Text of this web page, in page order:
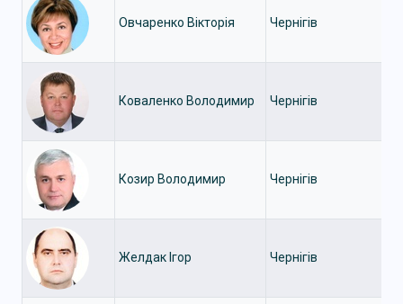
Овчаренко Вікторія Чернігів
Коваленко Володимир Чернігів
Козир Володимир Чернігів
Желдак Ігор Чернігів